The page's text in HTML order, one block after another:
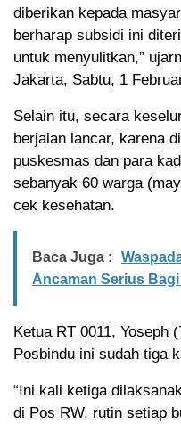
diberikan kepada
berharap subsidi ini
untuk menyulitkan,”
Jakarta, Sabtu, 1
Selain itu, secara
berjalan lancar, karena
puskesmas dan para
sebanyak 60 warga
cek kesehatan.
Baca Juga :
Ancaman Serius
Ketua RT 0011, Yoseph
Posbindu ini sudah tiga
“Ini kali ketiga
di Pos RW, rutin setiap